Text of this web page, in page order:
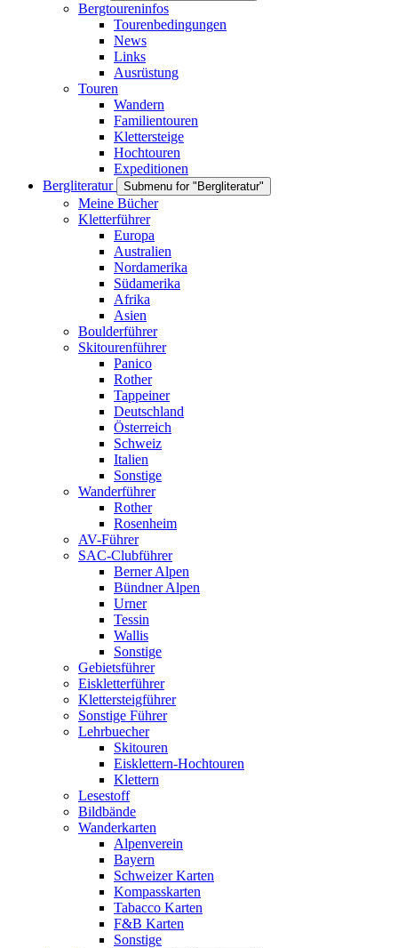
Bergtoureninfos
Tourenbedingungen
News
Links
Ausrüstung
Touren
Wandern
Familientouren
Klettersteige
Hochtouren
Expeditionen
Bergliteratur
Submenu for "Bergliteratur"
Meine Bücher
Kletterführer
Europa
Australien
Nordamerika
Südamerika
Afrika
Asien
Boulderführer
Skitourenführer
Panico
Rother
Tappeiner
Deutschland
Österreich
Schweiz
Italien
Sonstige
Wanderführer
Rother
Rosenheim
AV-Führer
SAC-Clubführer
Berner Alpen
Bündner Alpen
Urner
Tessin
Wallis
Sonstige
Gebietsführer
Eiskletterführer
Klettersteigführer
Sonstige Führer
Lehrbuecher
Skitouren
Eisklettern-Hochtouren
Klettern
Lesestoff
Bildbände
Wanderkarten
Alpenverein
Bayern
Schweizer Karten
Kompasskarten
Tabacco Karten
F&B Karten
Sonstige